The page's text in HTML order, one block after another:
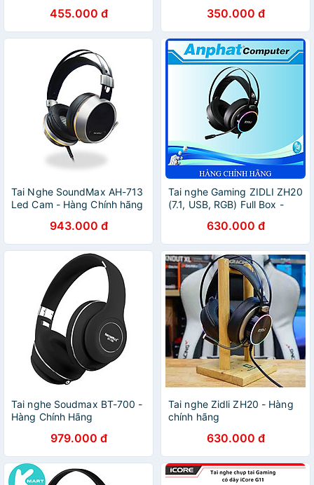
455.000 đ 350.000 đ
Tai Nghe SoundMax AH-713
Led Cam - Hàng Chính hãng
943.000 đ
Tai nghe Gaming ZIDLI ZH20
(7.1, USB, RGB) Full Box -
630.000 đ
Tai nghe Soudmax BT-700 -
Hàng Chính Hãng
979.000 đ
Tai nghe Zidli ZH20 - Hàng
chính hãng
630.000 đ